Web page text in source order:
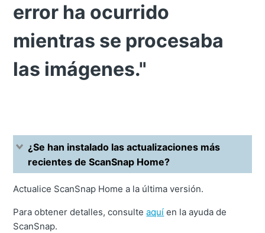
error ha ocurrido
mientras se procesaba
las imágenes."
¿Se han instalado las actualizaciones más
recientes de ScanSnap Home?
Actualice ScanSnap Home a la última versión.
Para obtener detalles, consulteaquí en la ayuda de
ScanSnap.